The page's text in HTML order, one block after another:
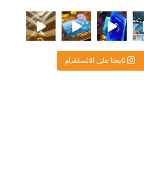
بعيد! مجهزين لكم كل جديد!⁩
تابعنا على الانستقرام